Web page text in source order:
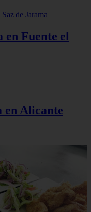
en Fuente el
en Alicante